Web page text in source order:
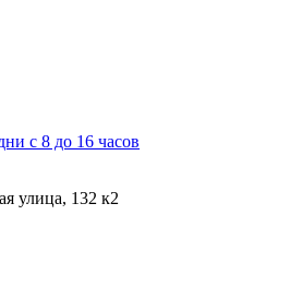
с 8 до 16 часов
улица, 132 к2